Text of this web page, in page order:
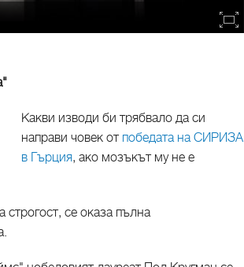
Kакви изводи би трябвало да си
направи човек от победата на СИРИЗА
в Гърция, ако мозъкът му не е
строгост, се оказа пълна